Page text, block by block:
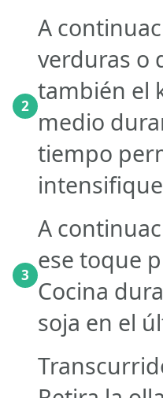
2
A
verduras o
también el
medio
tiempo
3
A
ese toque
Cocina
soja en el